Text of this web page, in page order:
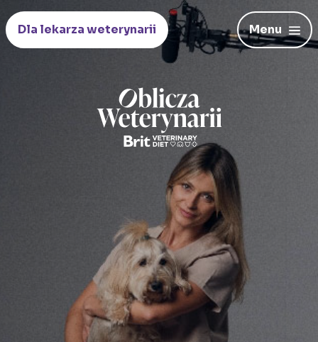
Dla lekarza weterynarii Menu